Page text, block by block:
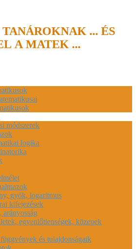
... ÉS
A MATEK ...
módszerek
logika
gyök, logaritmus
kifejezések
arányosság
egyenlőtlenségek, közepek
és tulajdonságaik